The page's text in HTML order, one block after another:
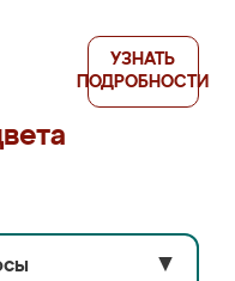
УЗНАТЬ
ПОДРОБНОСТИ
▼